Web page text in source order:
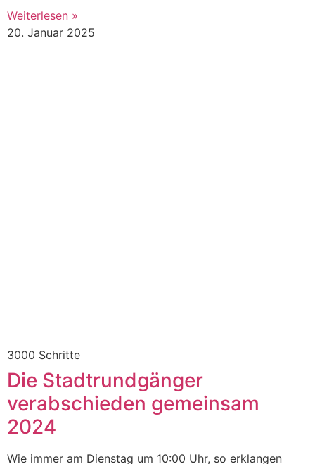
Weiterlesen »
20. Januar 2025
3000 Schritte
Die Stadtrundgänger
verabschieden gemeinsam
2024
Wie immer am Dienstag um 10:00 Uhr, so erklangen